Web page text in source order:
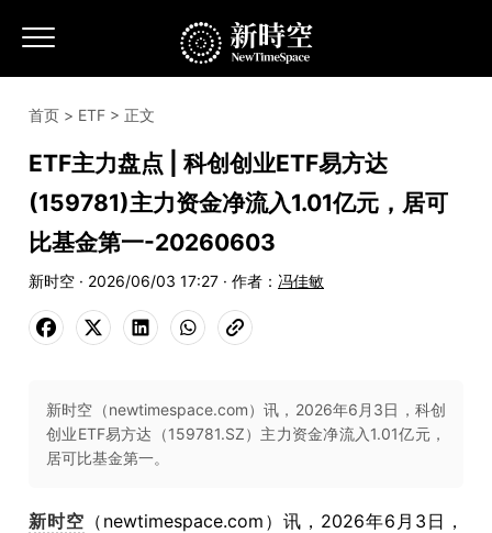
首页 > ETF > 正文
ETF主力盘点 | 科创创业ETF易方达
(159781)主力资金净流入1.01亿元，居可
比基金第一-20260603
新时空 · 2026/06/03 17:27 · 作者： 冯佳敏
新时空（newtimespace.com）讯，2026年6月3日，科创
创业ETF易方达（159781.SZ）主力资金净流入1.01亿元，
居可比基金第一。
新时空 （ newtimespace.com ）讯， 2026年6月3日，